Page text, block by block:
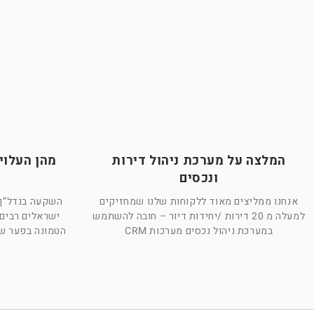
המלצה על מערכת ניהול דירות
ונכסים
אנחנו ממליצים מאוד ללקוחות שלנו שמחזיקים
למעלה מ 20 דירות /יחידות דיור – חובה להשתמש
במערכת ניהול נכסים מערכות CRM
מהן
השקעה
ישראלים
הטמונה בפער